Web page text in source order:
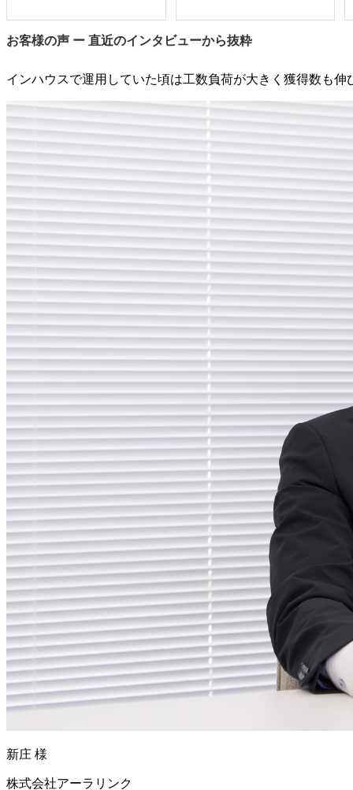
お客様の声 ー 直近のインタビューから抜粋
インハウスで運用していた頃は工数負荷が大きく獲得数も
新庄 様
株式会社アーラリンク